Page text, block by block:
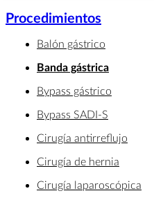
Procedimientos
Balón gástrico
Banda gástrica
Bypass gástrico
Bypass SADI-S
Cirugía antirreflujo
Cirugía de hernia
Cirugía laparoscópica